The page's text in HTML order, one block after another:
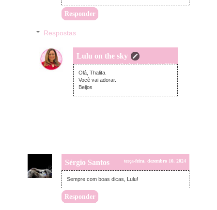
Responder
Respostas
Lulu on the sky
sábado, dezembro 14, 2024
Olá, Thalita.
Você vai adorar.
Beijos
Sérgio Santos terça-feira, dezembro 10, 2024
Sempre com boas dicas, Lulu!
Responder